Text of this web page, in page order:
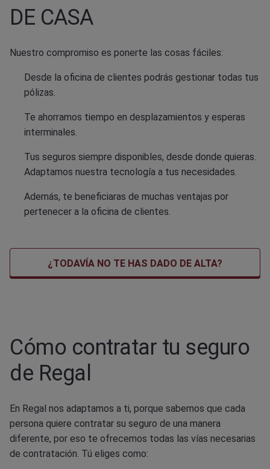
DE CASA
Nuestro compromiso es ponerte las cosas fáciles:
Desde la oficina de clientes podrás gestionar todas tus
pólizas.
Te ahorramos tiempo en desplazamientos y esperas
interminales.
Tus seguros siempre disponibles, desde donde quieras.
Adaptamos nuestra tecnología a tus necesidades.
Además, te beneficiaras de muchas ventajas por
pertenecer a la oficina de clientes.
¿TODAVÍA NO TE HAS DADO DE ALTA?
Cómo contratar tu seguro
de Regal
En Regal nos adaptamos a ti, porque sabemos que cada
persona quiere contratar su seguro de una manera
diferente, por eso te ofrecemos todas las vías necesarias
de contratación. Tú eliges como: